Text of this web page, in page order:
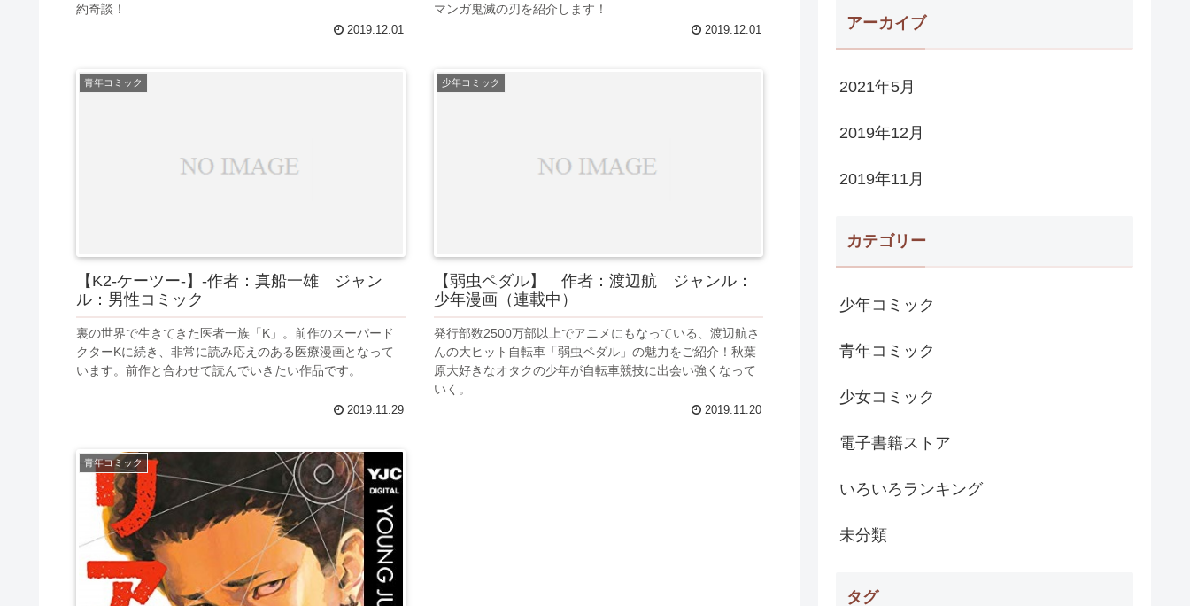
約奇談！
2019.12.01
マンガ鬼滅の刃を紹介します！
2019.12.01
青年コミック
【K2-ケーツー-】-作者：真船一雄 ジャン
ル：男性コミック
裏の世界で生きてきた医者一族「K」。前作のスーパード
クターKに続き、非常に読み応えのある医療漫画となって
います。前作と合わせて読んでいきたい作品です。
2019.11.29
少年コミック
【弱虫ペダル】 作者：渡辺航 ジャンル：
少年漫画（連載中）
発行部数2500万部以上でアニメにもなっている、渡辺航さ
んの大ヒット自転車「弱虫ペダル」の魅力をご紹介！秋葉
原大好きなオタクの少年が自転車競技に出会い強くなって
いく。
2019.11.20
青年コミック
アーカイブ
2021年5月
2019年12月
2019年11月
カテゴリー
少年コミック
青年コミック
少女コミック
電子書籍ストア
いろいろランキング
未分類
タグ